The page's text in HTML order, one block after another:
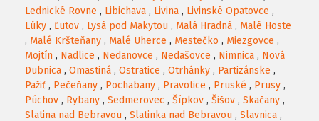
Lednické Rovne , Libichava , Livina , Livinské Opatovce ,
Lúky , Ľutov , Lysá pod Makytou , Malá Hradná , Malé Hoste
, Malé Kršteňany , Malé Uherce , Mestečko , Miezgovce ,
Mojtín , Nadlice , Nedanovce , Nedašovce , Nimnica , Nová
Dubnica , Omastiná , Ostratice , Otrhánky , Partizánske ,
Pažiť , Pečeňany , Pochabany , Pravotice , Pruské , Prusy ,
Púchov , Rybany , Sedmerovec , Šípkov , Šišov , Skačany ,
Slatina nad Bebravou , Slatinka nad Bebravou , Slavnica ,